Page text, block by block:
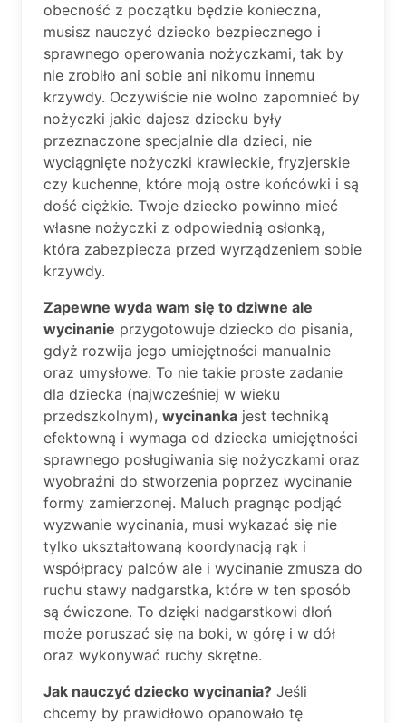
obecność z początku będzie konieczna,
musisz nauczyć dziecko bezpiecznego i
sprawnego operowania nożyczkami, tak by
nie zrobiło ani sobie ani nikomu innemu
krzywdy. Oczywiście nie wolno zapomnieć by
nożyczki jakie dajesz dziecku były
przeznaczone specjalnie dla dzieci, nie
wyciągnięte nożyczki krawieckie, fryzjerskie
czy kuchenne, które moją ostre końcówki i są
dość ciężkie. Twoje dziecko powinno mieć
własne nożyczki z odpowiednią osłonką,
która zabezpiecza przed wyrządzeniem sobie
krzywdy.
Zapewne wyda wam się to dziwne ale
wycinanie przygotowuje dziecko do pisania,
gdyż rozwija jego umiejętności manualnie
oraz umysłowe. To nie takie proste zadanie
dla dziecka (najwcześniej w wieku
przedszkolnym), wycinanka jest techniką
efektowną i wymaga od dziecka umiejętności
sprawnego posługiwania się nożyczkami oraz
wyobraźni do stworzenia poprzez wycinanie
formy zamierzonej. Maluch pragnąc podjąć
wyzwanie wycinania, musi wykazać się nie
tylko ukształtowaną koordynacją rąk i
współpracy palców ale i wycinanie zmusza do
ruchu stawy nadgarstka, które w ten sposób
są ćwiczone. To dzięki nadgarstkowi dłoń
może poruszać się na boki, w górę i w dół
oraz wykonywać ruchy skrętne.
Jak nauczyć dziecko wycinania? Jeśli
chcemy by prawidłowo opanowało tę